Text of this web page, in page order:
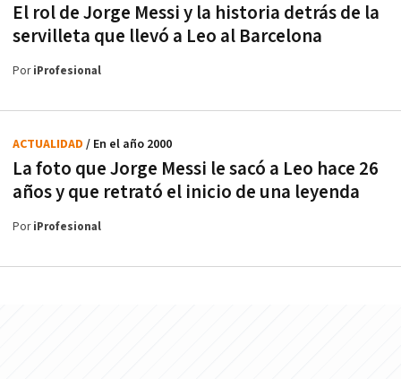
El rol de Jorge Messi y la historia detrás de la
servilleta que llevó a Leo al Barcelona
PoriProfesional
La foto que Jorge Messi le sacó a Leo hace 26
años y que retrató el inicio de una leyenda
ACTUALIDAD / En el año 2000
PoriProfesional